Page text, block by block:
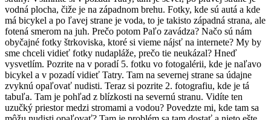
vodná plocha, čiže je na západnom brehu. Fotky, kde sú autá a kde
má bicykel a po ľavej strane je voda, to je takisto západná strana, ale
fotená smerom na juh. Prečo potom Paľo zavádza? Načo sú nám
obyčajné fotky štrkoviska, ktoré si vieme nájsť na internete? My by
sme chceli vidieť fotky nudapláže, prečo tie neukázal? Hneď
vysvetlím. Pozrite na v poradí 5. fotku vo fotogalérii, kde je naľavo
bicykel a v pozadí vidieť Tatry. Tam na severnej strane sa údajne
zvyknú opaľovať nudisti. Teraz si pozrite 2. fotografiu, kde je tá
tabuľa. Tam je pohľad z blízkosti na severnú stranu. Vidíte ten
uzučký priestor medzi stromami a vodou? Povedzte mi, kde tam sa